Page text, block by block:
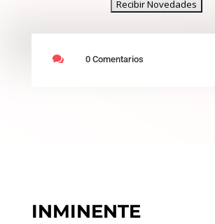
 0 Comentarios
INMINENTE